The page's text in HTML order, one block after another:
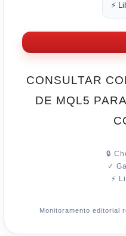
⚡
CONSULTAR
DE MQL5
🔒
✓
⚡
Monitoramento editorial